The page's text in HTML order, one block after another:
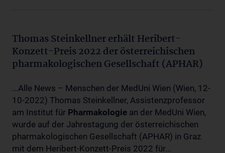
Thomas Steinkellner erhält Heribert-
Konzett-Preis 2022 der österreichischen
pharmakologischen Gesellschaft (APHAR)
...Alle News – Menschen der MedUni Wien (Wien, 12-
10-2022) Thomas Steinkellner, Assistenzprofessor
am Institut für Pharmakologie an der MedUni Wien,
wurde auf der Jahrestagung der österreichischen
pharmakologischen Gesellschaft (APHAR) in Graz
mit dem Heribert-Konzett-Preis 2022 für...